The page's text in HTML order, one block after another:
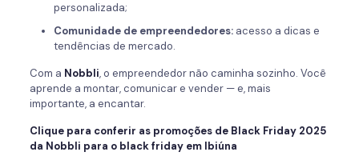
personalizada;
Comunidade de empreendedores:acesso a dicas e
tendências de mercado.
Com a Nobbli, o empreendedor não caminha sozinho. Você
aprende a montar, comunicar e vender — e, mais
importante, a encantar.
Clique para conferir as promoções de Black Friday 2025
da Nobbli para o black friday em Ibiúna